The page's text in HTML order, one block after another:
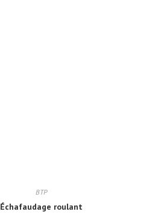
BTP
Échafaudage roulant